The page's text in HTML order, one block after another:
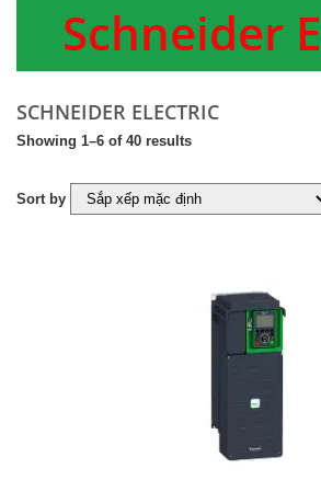
Schneider
SCHNEIDER ELECTRIC
Showing 1–6 of 40 results
Sort by